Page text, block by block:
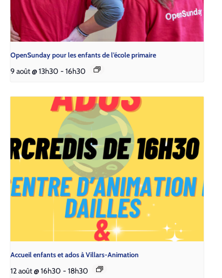
Open­Sun­day pour les enfants de l’é­cole pri­maire
9 août @ 13h30 - 16h30
Accueil enfants et ados à Villars-Animation
12 août @ 16h30 - 18h30